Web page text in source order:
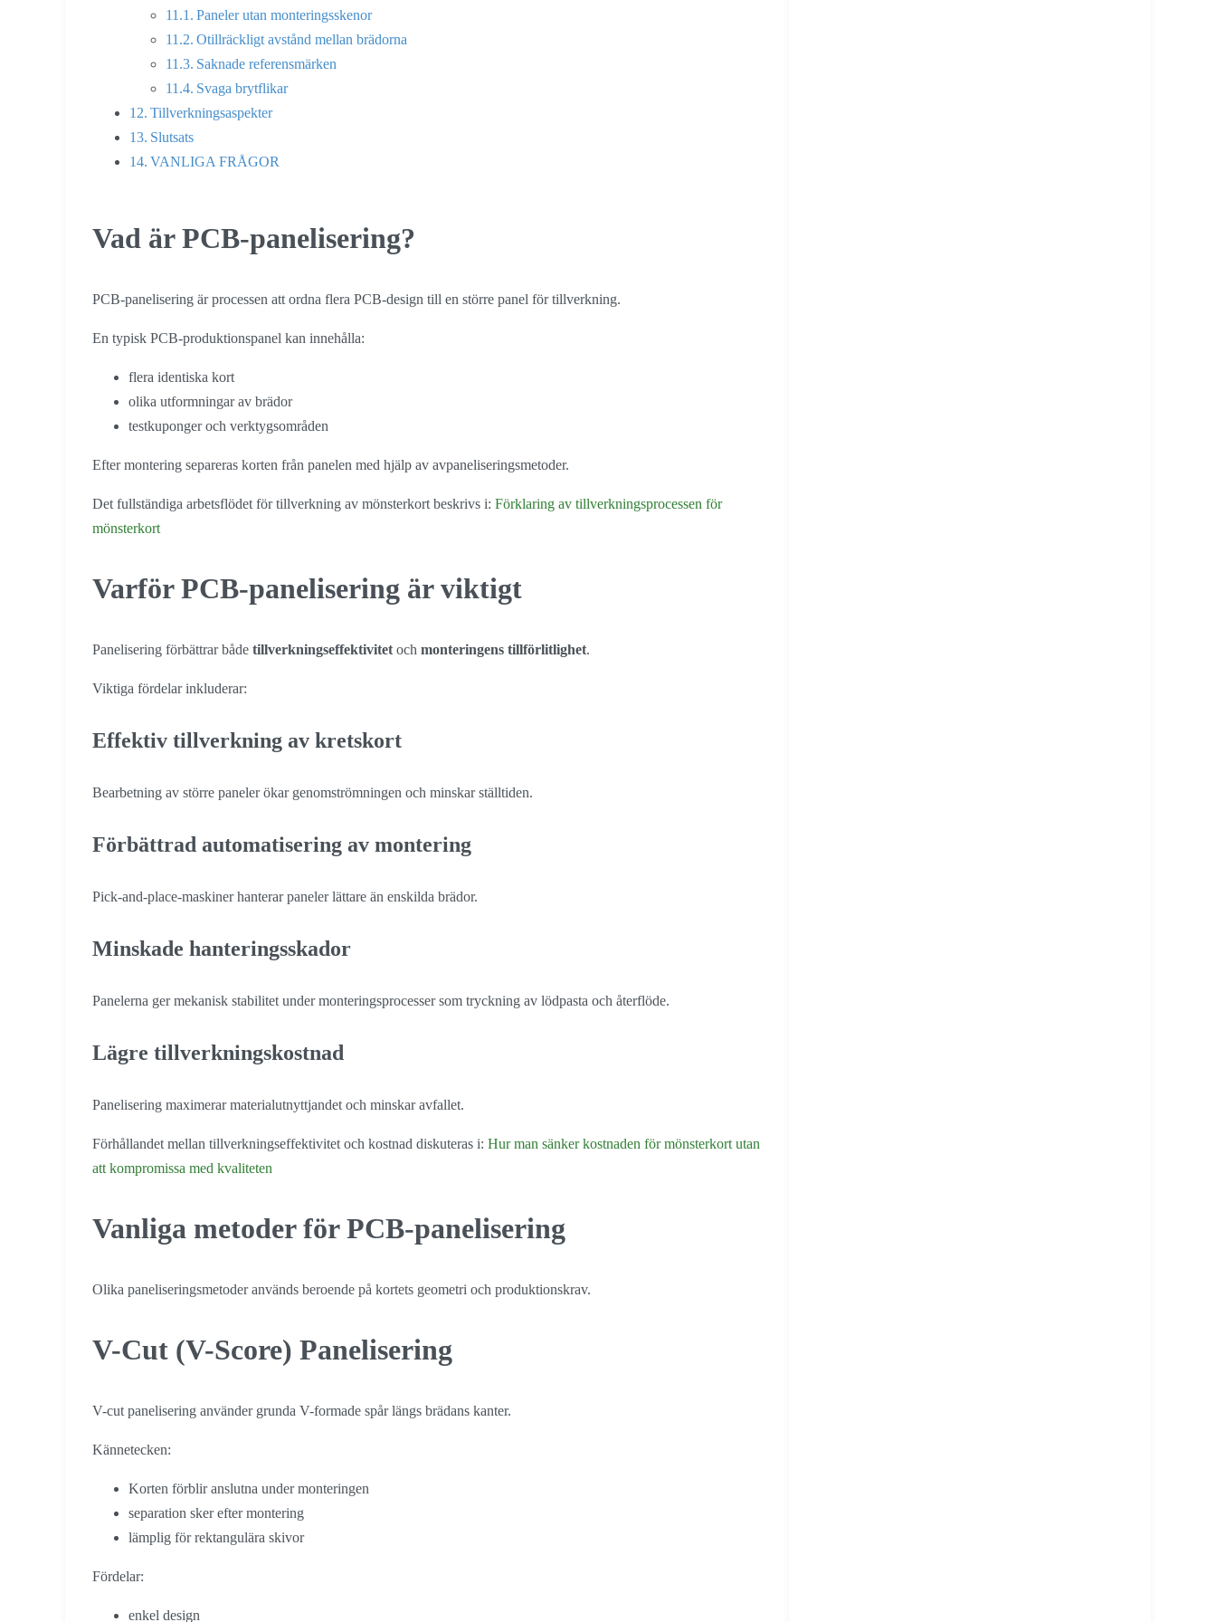
Paneler utan monteringsskenor
Otillräckligt avstånd mellan brädorna
Saknade referensmärken
Svaga brytflikar
Tillverkningsaspekter
Slutsats
VANLIGA FRÅGOR
Vad är PCB-panelisering?
PCB-panelisering är processen att ordna flera PCB-design till en större panel för tillverkning.
En typisk PCB-produktionspanel kan innehålla:
flera identiska kort
olika utformningar av brädor
testkuponger och verktygsområden
Efter montering separeras korten från panelen med hjälp av avpaneliseringsmetoder.
Det fullständiga arbetsflödet för tillverkning av mönsterkort beskrivs i: Förklaring av tillverkningsprocessen för
mönsterkort
Varför PCB-panelisering är viktigt
Panelisering förbättrar både tillverkningseffektivitet och monteringens tillförlitlighet.
Viktiga fördelar inkluderar:
Effektiv tillverkning av kretskort
Bearbetning av större paneler ökar genomströmningen och minskar ställtiden.
Förbättrad automatisering av montering
Pick-and-place-maskiner hanterar paneler lättare än enskilda brädor.
Minskade hanteringsskador
Panelerna ger mekanisk stabilitet under monteringsprocesser som tryckning av lödpasta och återflöde.
Lägre tillverkningskostnad
Panelisering maximerar materialutnyttjandet och minskar avfallet.
Förhållandet mellan tillverkningseffektivitet och kostnad diskuteras i: Hur man sänker kostnaden för mönsterkort utan
att kompromissa med kvaliteten
Vanliga metoder för PCB-panelisering
Olika paneliseringsmetoder används beroende på kortets geometri och produktionskrav.
V-Cut (V-Score) Panelisering
V-cut panelisering använder grunda V-formade spår längs brädans kanter.
Kännetecken:
Korten förblir anslutna under monteringen
separation sker efter montering
lämplig för rektangulära skivor
Fördelar:
enkel design